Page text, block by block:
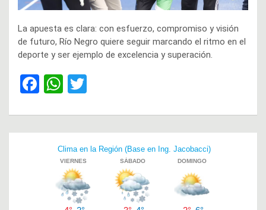
La apuesta es clara: con esfuerzo, compromiso y visión
de futuro, Río Negro quiere seguir marcando el ritmo en el
deporte y ser ejemplo de excelencia y superación.
F
ce
W
at
s
A
p
p
tt
er
entradas